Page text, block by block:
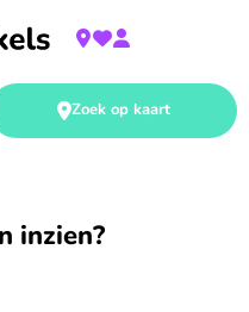
Zoek op kaart
inzien?